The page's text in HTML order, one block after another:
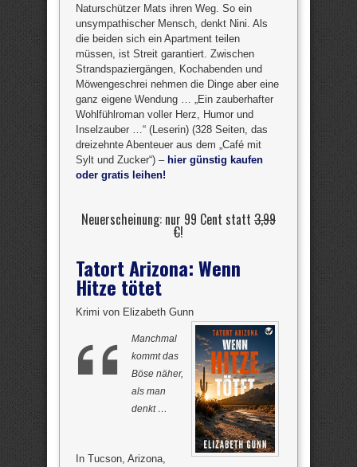
Naturschützer Mats ihren Weg. So ein
unsympathischer Mensch, denkt Nini. Als
die beiden sich ein Apartment teilen
müssen, ist Streit garantiert. Zwischen
Strandspaziergängen, Kochabenden und
Möwengeschrei nehmen die Dinge aber eine
ganz eigene Wendung … „Ein zauberhafter
Wohlfühlroman voller Herz, Humor und
Inselzauber …“ (Leserin) (328 Seiten, das
dreizehnte Abenteuer aus dem „Café mit
Sylt und Zucker“) – hier günstig kaufen
oder gratis leihen!
Neuerscheinung: nur 99 Cent statt 3,99
€!
Tatort Arizona: Wenn
Hitze tötet
Krimi von Elizabeth Gunn
Manchmal
kommt das
Böse näher,
als man
denkt …
In Tucson, Arizona,